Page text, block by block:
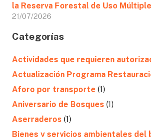
la Reserva Forestal de Uso
21/07/2026
Categorías
Actividades que requieren
Actualización Programa
Aforo por transporte (1)
Aniversario de Bosques (1)
Aserraderos (1)
Bienes y servicios ambientales del